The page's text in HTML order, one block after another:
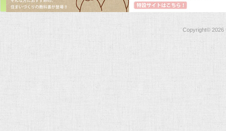
Copyright© 2026